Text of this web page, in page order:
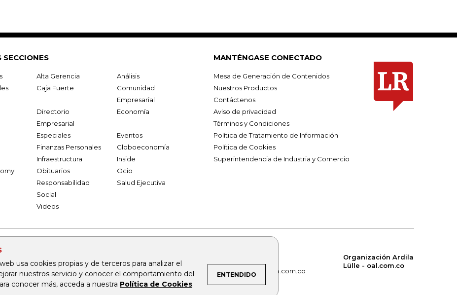
usa cookies propias y de terceros para analizar el
nuestros servicio y conocer el comportamiento del
conocer más, acceda a nuestra Política de Cookies.
ENTENDIDO
SECCIONES
Alta Gerencia
Análisis
Caja Fuerte
Comunidad
Empresarial
Directorio
Empresarial
Economía
Especiales
Eventos
Finanzas Personales
Globoeconomía
Infraestructura
Inside
Obituarios
Ocio
Responsabilidad
Social
Salud Ejecutiva
Videos
MANTÉNGASE CONECTADO
Mesa de Generación de Contenidos
Nuestros Productos
Contáctenos
Aviso de privacidad
Términos y Condiciones
Política de Tratamiento de Información
Política de Cookies
Superintendencia de Industria y Comercio
firmasdeabogados.com
bolsaencolombia.com
canalrcn.com rcnradio.com noticiasrcn.com lafm.com.co
alerta.com.co
Organización Ardila
Lülle - oal.com.co